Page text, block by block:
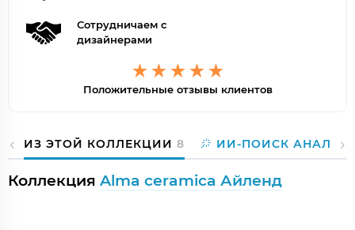
Сотрудничаем с
дизайнерами
Положительные отзывы клиентов
ИЗ ЭТОЙ КОЛЛЕКЦИИ 8 ИИ-ПОИСК
Коллекция Alma ceramica Айленд